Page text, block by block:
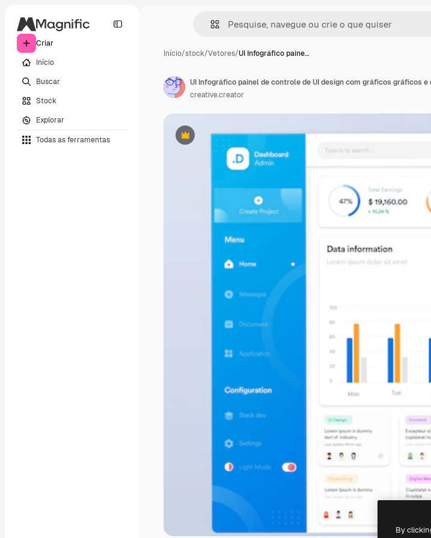
Criar
Início
Buscar
Stock
Explorar
Todas as ferramentas
Início/stock/Vetores/UI Infográfico paine…
Premium
creative.creator
By